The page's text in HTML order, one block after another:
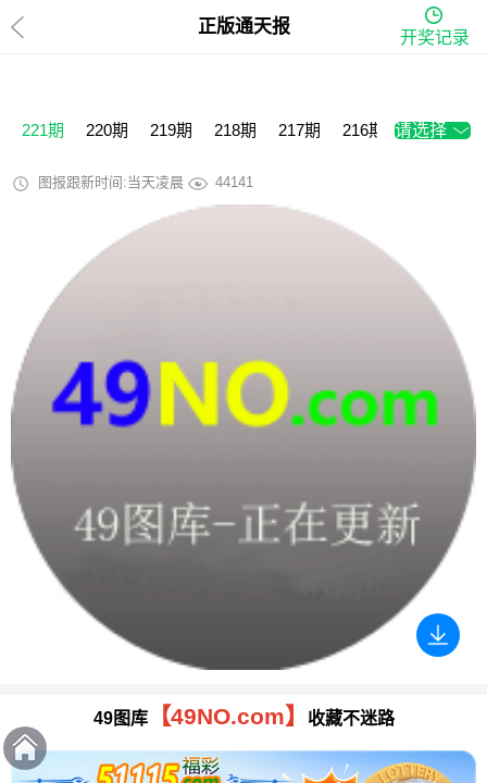
正版通天报
开奖记录
221期 220期 219期 218期 217期 216期 215期
请选择
图报跟新时间:当天凌晨 44141
49图库【49NO.com】 收藏不迷路